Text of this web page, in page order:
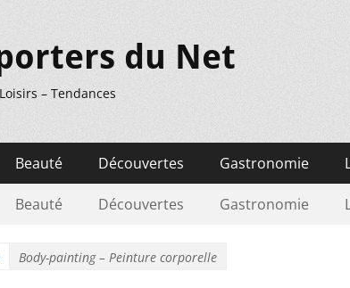
du Net
– Tendances
Beauté Découvertes Gastronomie
Beauté Découvertes Gastronomie
Body-painting – Peinture corporelle